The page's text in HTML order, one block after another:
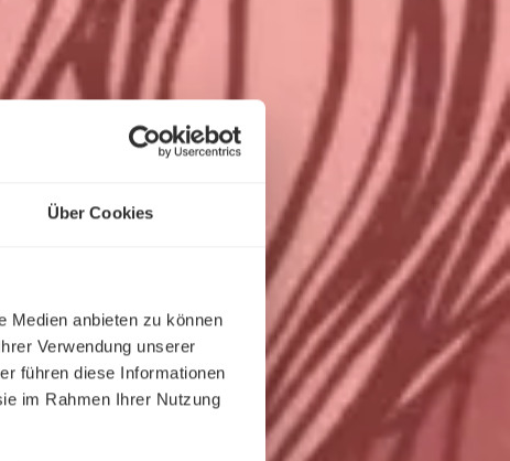
Über Cookies
Medien anbieten zu können
Verwendung unserer
führen diese Informationen
im Rahmen Ihrer Nutzung